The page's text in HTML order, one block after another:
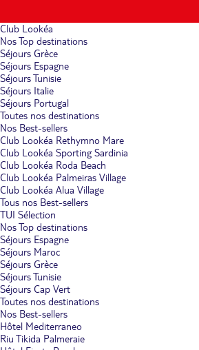
Club Lookéa
Nos Top destinations
Séjours Grèce
Séjours Espagne
Séjours Tunisie
Séjours Italie
Séjours Portugal
Toutes nos destinations
Nos Best-sellers
Club Lookéa Rethymno Mare
Club Lookéa Sporting Sardinia
Club Lookéa Roda Beach
Club Lookéa Palmeiras Village
Club Lookéa Alua Village
Tous nos Best-sellers
TUI Sélection
Nos Top destinations
Séjours Espagne
Séjours Maroc
Séjours Grèce
Séjours Tunisie
Séjours Cap Vert
Toutes nos destinations
Nos Best-sellers
Hôtel Mediterraneo
Riu Tikida Palmeraie